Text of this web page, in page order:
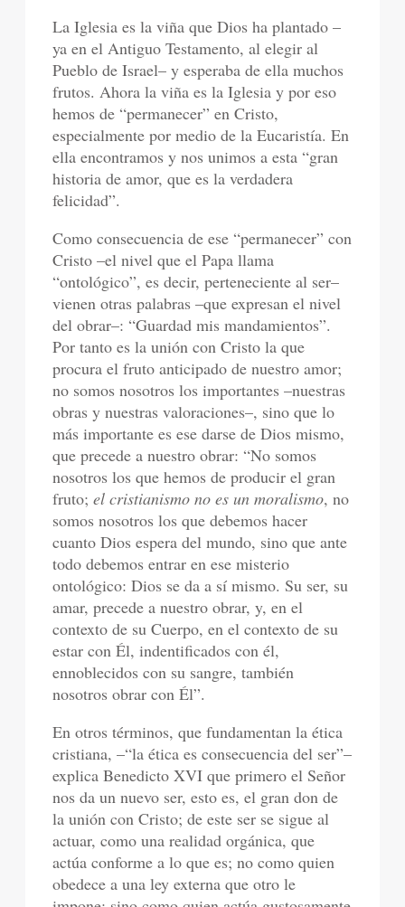
La Iglesia es la viña que Dios ha plantado –
ya en el Antiguo Testamento, al elegir al
Pueblo de Israel– y esperaba de ella muchos
frutos. Ahora la viña es la Iglesia y por eso
hemos de “permanecer” en Cristo,
especialmente por medio de la Eucaristía. En
ella encontramos y nos unimos a esta “gran
historia de amor, que es la verdadera
felicidad”.
Como consecuencia de ese “permanecer” con
Cristo –el nivel que el Papa llama
“ontológico”, es decir, perteneciente al ser–
vienen otras palabras –que expresan el nivel
del obrar–: “Guardad mis mandamientos”.
Por tanto es la unión con Cristo la que
procura el fruto anticipado de nuestro amor;
no somos nosotros los importantes –nuestras
obras y nuestras valoraciones–, sino que lo
más importante es ese darse de Dios mismo,
que precede a nuestro obrar: “No somos
nosotros los que hemos de producir el gran
fruto;el cristianismo no es un moralismo, no
somos nosotros los que debemos hacer
cuanto Dios espera del mundo, sino que ante
todo debemos entrar en ese misterio
ontológico: Dios se da a sí mismo. Su ser, su
amar, precede a nuestro obrar, y, en el
contexto de su Cuerpo, en el contexto de su
estar con Él, indentificados con él,
ennoblecidos con su sangre, también
nosotros obrar con Él”.
En otros términos, que fundamentan la ética
cristiana, –“la ética es consecuencia del ser”–
explica Benedicto XVI que primero el Señor
nos da un nuevo ser, esto es, el gran don de
la unión con Cristo; de este ser se sigue al
actuar, como una realidad orgánica, que
actúa conforme a lo que es; no como quien
obedece a una ley externa que otro le